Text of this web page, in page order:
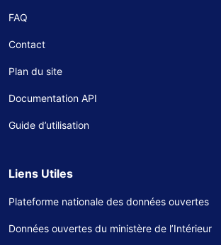
FAQ
Contact
Plan du site
Documentation API
Guide d’utilisation
Liens Utiles
Plateforme nationale des données ouvertes
Données ouvertes du ministère de l’Intérieur